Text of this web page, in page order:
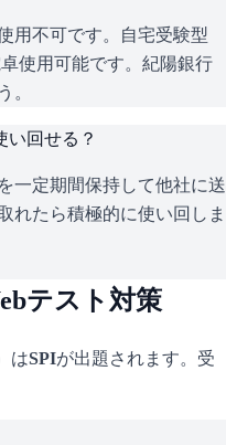
用不可です。自宅受験型
使用可能です。紀陽銀行
。
い回せる？
一定期間保持して他社に送
れたら積極的に使い回しま
テスト対策
はSPIが出題されます。 受